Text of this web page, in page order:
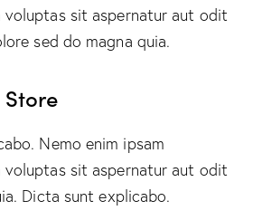
sit aspernatur aut odit
sed do magna quia.
Nemo enim ipsam
sit aspernatur aut odit
Dicta sunt explicabo.